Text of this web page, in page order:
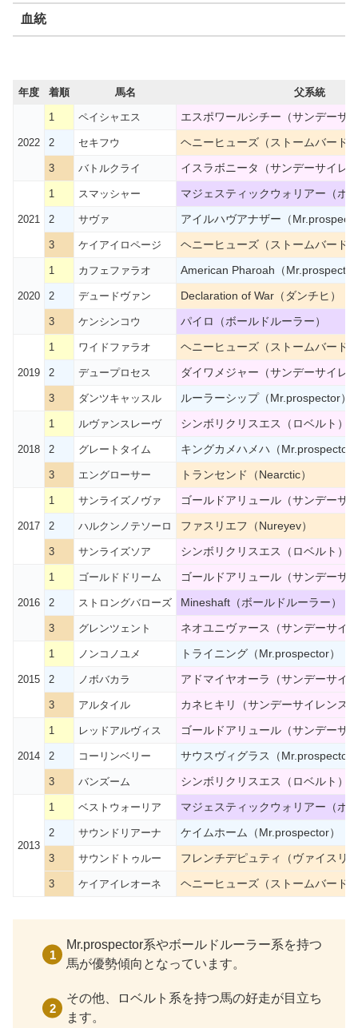
血統
年度 着順 馬名 父系統
2022
1 ペイシャエス エスポワールシチー（サンデーサ
2 セキフウ ヘニーヒューズ（ストームバード
3 バトルクライ イスラボニータ（サンデーサイレ
2021
1 スマッシャー マジェスティックウォリアー（ボ
2 サヴァ アイルハヴアナザー（
3 ケイアイロページ ヘニーヒューズ（ストームバード
2020
1 カフェファラオ American Pharoah（
2 デュードヴァン Declaration of War（ダンチヒ）
3 ケンシンコウ パイロ（ボールドルーラー）
2019
1 ワイドファラオ ヘニーヒューズ（ストームバード
2 デュープロセス ダイワメジャー（サンデーサイレ
3 ダンツキャッスル ルーラーシップ（Mr.prospector）
2018
1 ルヴァンスレーヴ シンボリクリスエス（ロベルト）
2 グレートタイム キングカメハメハ（Mr.prospector
3 エングローサー トランセンド（Nearctic）
2017
1 サンライズノヴァ ゴールドアリュール（サンデーサ
2 ハルクンノテソーロ ファスリエフ（Nureyev）
3 サンライズソア シンボリクリスエス（ロベルト）
2016
1 ゴールドドリーム ゴールドアリュール（サンデーサ
2 ストロングバローズ Mineshaft（ボールドルーラー）
3 グレンツェント ネオユニヴァース（サンデーサイ
2015
1 ノンコノユメ トライニング（Mr.prospector）
2 ノボバカラ アドマイヤオーラ（サンデーサイ
3 アルタイル カネヒキリ（サンデーサイレンス
2014
1 レッドアルヴィス ゴールドアリュール（サンデーサ
2 コーリンベリー サウスヴィグラス（Mr.prospector
3 バンズーム シンボリクリスエス（ロベルト）
2013
1 ベストウォーリア マジェスティックウォリアー（ボ
2 サウンドリアーナ ケイムホーム（Mr.prospector）
3 サウンドトゥルー フレンチデピュティ（ヴァイスリ
3 ケイアイレオーネ ヘニーヒューズ（ストームバード
Mr.prospector系やボールドルーラー系を持つ
馬が優勢傾向となっています。
その他、ロベルト系を持つ馬の好走が目立ち
ます。